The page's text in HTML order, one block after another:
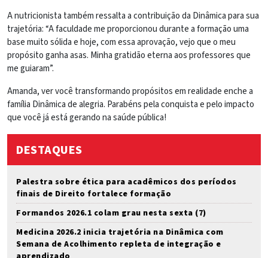
A nutricionista também ressalta a contribuição da Dinâmica para sua
trajetória: “A faculdade me proporcionou durante a formação uma
base muito sólida e hoje, com essa aprovação, vejo que o meu
propósito ganha asas. Minha gratidão eterna aos professores que
me guiaram”.
Amanda, ver você transformando propósitos em realidade enche a
família Dinâmica de alegria. Parabéns pela conquista e pelo impacto
que você já está gerando na saúde pública!
DESTAQUES
Palestra sobre ética para acadêmicos dos períodos
finais de Direito fortalece formação
Formandos 2026.1 colam grau nesta sexta (7)
Medicina 2026.2 inicia trajetória na Dinâmica com
Semana de Acolhimento repleta de integração e